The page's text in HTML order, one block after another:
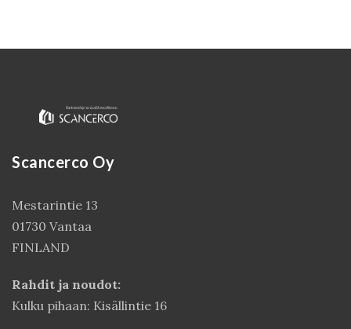
Scancerco Oy
Mestarintie 13
01730 Vantaa
FINLAND
Rahdit ja noudot:
Kulku pihaan: Kisällintie 16